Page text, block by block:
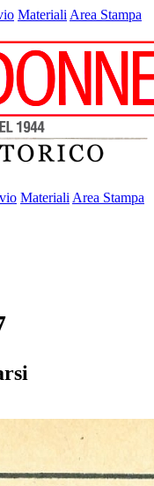
Materiali Area Stampa
Materiali Area Stampa